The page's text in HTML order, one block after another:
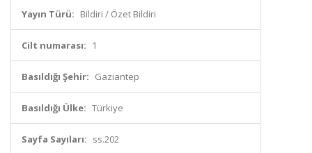
Yayın Türü: Bildiri / Özet Bildiri
Cilt numarası: 1
Basıldığı Şehir: Gaziantep
Basıldığı Ülke: Türkiye
Sayfa Sayıları: ss.202